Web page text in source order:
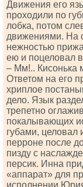
Движения его
проходили по
лобка, потом
движениями. На
нежностью
ею и поцеловал
– Мм!.. Кисонька
Ответом на его
хриплое
дело. Язык
трепетно
покалывающих
губами, целовал
перроне после
пизду с
персик. Инна
«аппарат» для
исполнении